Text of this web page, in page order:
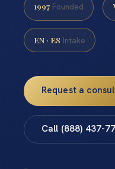
1997 Founded
EN · ES Intake
Request a
Call (888) 437-